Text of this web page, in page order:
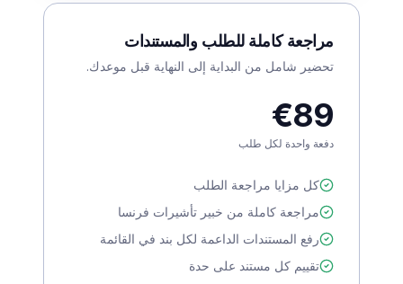
مراجعة كاملة للطلب والمستندات
تحضير شامل من البداية إلى النهاية قبل موعدك.
€89
دفعة واحدة لكل طلب
كل مزايا مراجعة الطلب
مراجعة كاملة من خبير تأشيرات فرنسا
رفع المستندات الداعمة لكل بند في القائمة
تقييم كل مستند على حدة